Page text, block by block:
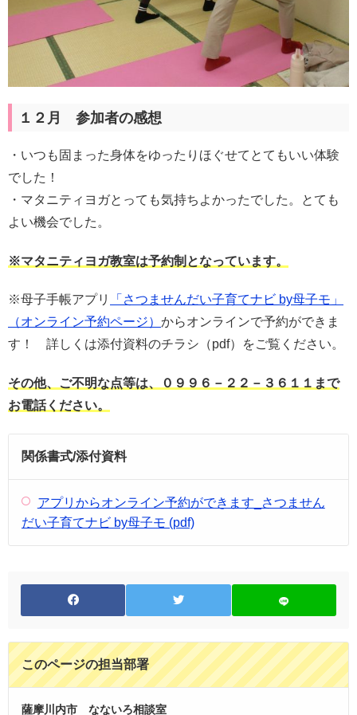
１２月 参加者の感想
・いつも固まった身体をゆったりほぐせてとてもいい体験
でした！
・マタニティヨガとっても気持ちよかったでした。とても
よい機会でした。
※マタニティヨガ教室は予約制となっています。
※母子手帳アプリ
「さつませんだい子育てナビ by母子モ」
（オンライン予約ページ） からオンラインで予約ができま
す！ 詳しくは添付資料のチラシ（pdf）をご覧ください。
その他、ご不明な点等は、０９９６－２２－３６１１まで
お電話ください。
関係書式/添付資料
アプリからオンライン予約ができます_さつません
だい子育てナビ by母子モ (pdf)
このページの担当部署
薩摩川内市 なないろ相談室